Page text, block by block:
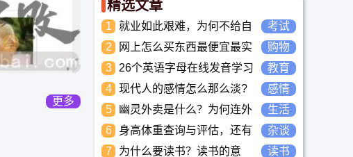
更多
精选文章
1
就业如此艰难，为何不给自
己学习考试充电，学一技之
长，胜过万贯家财
考试
2
网上怎么买东西最便宜最实
惠?
购物
3
26个英语字母在线发音学习
_儿童英语启蒙大全
教育
4
现代人的感情怎么那么淡?
未来又应该如何面对这人情
淡如水的局面呢
感情
5
幽灵外卖是什么？为何连外
卖骑手都看不下去要举报？
生活
6
身高体重查询与评估，还有
儿童身高体重标准平均值表
杂谈
7
为什么要读书？读书的意
读书